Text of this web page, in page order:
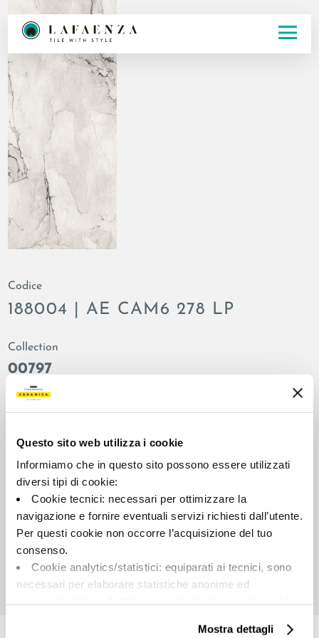
Questo sito web utilizza i cookie
Informiamo che in questo sito possono essere utilizzati
diversi tipi di cookie:
Cookie tecnici: necessari per ottimizzare la
navigazione e fornire eventuali servizi richiesti dall’utente.
Per questi cookie non occorre l’acquisizione del tuo
consenso.
Cookie analytics/statistici: equiparati ai tecnici, sono
necessari per elaborare statistiche anonime ed
Cookie di profilazione/marketing: sono utilizzati, solo
Mostra dettagli
Codice
188004 | AE CAM6 278 LP
Collection
00797
Colors:
White
Plain
Format:
120.0x278.0
honed
glossy
Shade variations:
Unit of measure:
MQ